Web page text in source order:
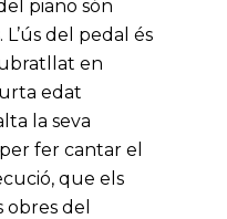
piano són
del pedal és
en
edat
la seva
fer cantar el
que els
del